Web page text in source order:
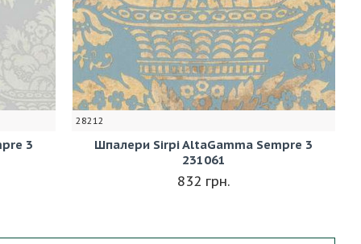
3
28212
Шпалери Sirpi AltaGamma Sempre 3
231061
832 грн.